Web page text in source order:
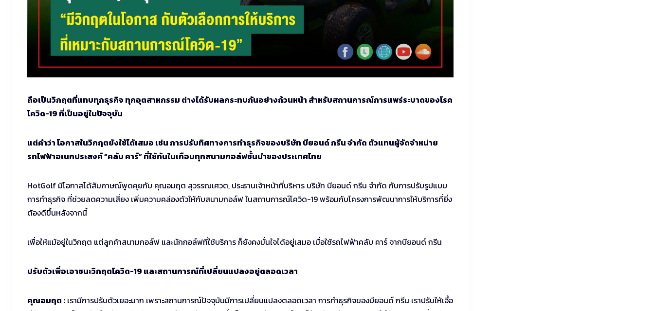
ถือเป็นวิกฤตที่แทบทุกธุรกิจ ทุกอุตสาหกรรม ต่างได้รับผลกระทบกันอย่างถ้วนหน้า สำหรับสถานการณ์การแพร่ระบาดของโรค
โควิด-19 ที่เป็นอยู่ในปัจจุบัน
แต่คำว่า โอกาสในวิกฤตยังใช้ได้เสมอ เช่น การปรับทิศทางการทำธุรกิจของบริษัท บียอนด์ กรีน จำกัด ตัวแทนผู้จัดจำหน่าย
รถไฟฟ้าอเนกประสงค์ “คลับ คาร์” ที่ใช้กันในเกือบทุกสนามกอล์ฟชั้นนำของประเทศไทย
HotGolf มีโอกาสได้สัมภาษณ์พูดคุยกับ คุณอมฤต สุวรรณเศวต, ประธานเจ้าหน้าที่บริหาร บริษัท บียอนด์ กรีน จำกัด กับการปรับรูปแบบ
การทำธุรกิจ ที่ช่วยลดความเสี่ยง เพิ่มความคล่องตัวให้กับสนามกอล์ฟ ในสถานการณ์โควิด-19 พร้อมกับโครงการพัฒนาการให้บริการที่ยิ่ง
ต้องดีขึ้นหลังจากนี้
เพื่อให้แม้อยู่ในวิกฤต แต่ลูกค้าสนามกอล์ฟ และนักกอล์ฟที่ใช้บริการ ก็ยังคงมั่นใจได้อยู่เสมอ เมื่อใช้รถไฟฟ้าคลับ คาร์ จากบียอนด์ กรีน
ปรับตัวเพื่อเอาชนะวิกฤตโควิด-19 และสถานการณ์ที่เปลี่ยนแปลงอยู่ตลอดเวลา
คุณอมฤต : เรามีการปรับตัวเยอะมาก เพราะสถานการณ์ปัจจุบันมีการเปลี่ยนแปลงตลอดเวลา การทำธุรกิจของบียอนด์ กรีน เราปรับให้เอื้อ